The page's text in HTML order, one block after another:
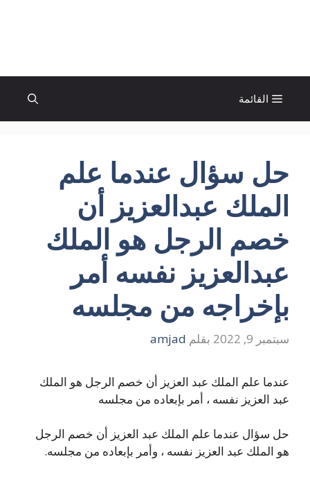
القائمة
حل سؤال عندما علم
الملك عبدالعزيز أن
خصم الرجل هو الملك
عبدالعزيز نفسه أمر
بإخراجه من مجلسه
سبتمبر 9, 2022 بقلم amjad
عندما علم الملك عبد العزيز أن خصم الرجل هو الملك
عبد العزيز نفسه ، أمر بإبعاده من مجلسه
حل سؤال عندما علم الملك عبد العزيز أن خصم الرجل
هو الملك عبد العزيز نفسه ، وأمر بإبعاده من مجلسه.